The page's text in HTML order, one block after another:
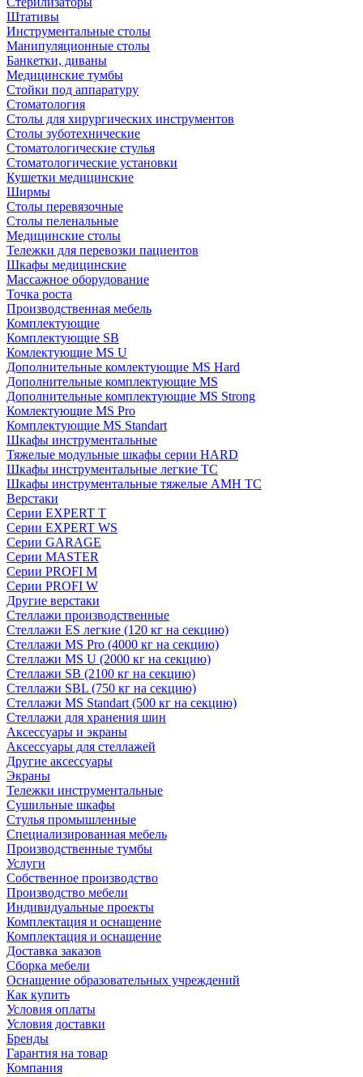
Штативы
Инструментальные столы
Манипуляционные столы
Банкетки, диваны
Медицинские тумбы
Стойки под аппаратуру
Стоматология
Столы для хирургических инструментов
Столы зуботехнические
Стоматологические стулья
Стоматологические установки
Кушетки медицинские
Ширмы
Столы перевязочные
Столы пеленальные
Медицинские столы
Тележки для перевозки пациентов
Шкафы медицинские
Массажное оборудование
Точка роста
Производственная мебель
Комплектующие
Комплектующие SB
Комлектующие MS U
Дополнительные комлектующие MS Hard
Дополнительные комплектующие MS
Дополнительные комплектующие MS Strong
Комлектующие MS Pro
Комплектующие MS Standart
Шкафы инструментальные
Тяжелые модульные шкафы серии HARD
Шкафы инструментальные легкие ТС
Шкафы инструментальные тяжелые AMH TC
Верстаки
Серии EXPERT T
Серии EXPERT WS
Серии GARAGE
Серии MASTER
Серии PROFI M
Серии PROFI W
Другие верстаки
Стеллажи производственные
Стеллажи ES легкие (120 кг на секцию)
Стеллажи MS Pro (4000 кг на секцию)
Стеллажи MS U (2000 кг на секцию)
Стеллажи SB (2100 кг на секцию)
Стеллажи SBL (750 кг на секцию)
Стеллажи MS Standart (500 кг на секцию)
Стеллажи для хранения шин
Аксессуары и экраны
Аксессуары для стеллажей
Другие аксессуары
Экраны
Тележки инструментальные
Сушильные шкафы
Стулья промышленные
Специализированная мебель
Производственные тумбы
Услуги
Собственное производство
Производство мебели
Индивидуальные проекты
Комплектация и оснащение
Комплектация и оснащение
Доставка заказов
Сборка мебели
Оснащение образовательных учреждений
Как купить
Условия оплаты
Условия доставки
Бренды
Гарантия на товар
Компания